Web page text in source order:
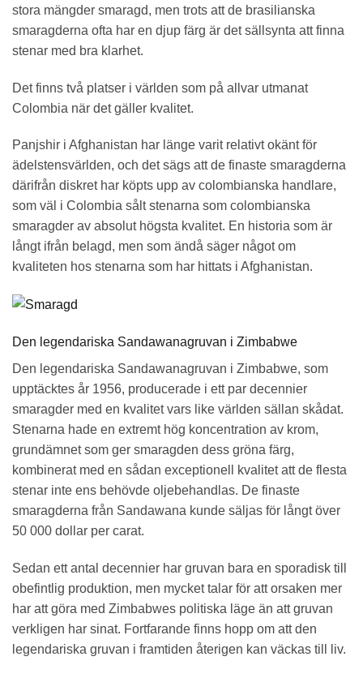
stora mängder smaragd, men trots att de brasilianska
smaragderna ofta har en djup färg är det sällsynta att finna
stenar med bra klarhet.
Det finns två platser i världen som på allvar utmanat
Colombia när det gäller kvalitet.
Panjshir i Afghanistan har länge varit relativt okänt för
ädelstensvärlden, och det sägs att de finaste smaragderna
därifrån diskret har köpts upp av colombianska handlare,
som väl i Colombia sålt stenarna som colombianska
smaragder av absolut högsta kvalitet. En historia som är
långt ifrån belagd, men som ändå säger något om
kvaliteten hos stenarna som har hittats i Afghanistan.
Den legendariska Sandawanagruvan i Zimbabwe
Den legendariska Sandawanagruvan i Zimbabwe, som
upptäcktes år 1956, producerade i ett par decennier
smaragder med en kvalitet vars like världen sällan skådat.
Stenarna hade en extremt hög koncentration av krom,
grundämnet som ger smaragden dess gröna färg,
kombinerat med en sådan exceptionell kvalitet att de flesta
stenar inte ens behövde oljebehandlas. De finaste
smaragderna från Sandawana kunde säljas för långt över
50 000 dollar per carat.
Sedan ett antal decennier har gruvan bara en sporadisk till
obefintlig produktion, men mycket talar för att orsaken mer
har att göra med Zimbabwes politiska läge än att gruvan
verkligen har sinat. Fortfarande finns hopp om att den
legendariska gruvan i framtiden återigen kan väckas till liv.